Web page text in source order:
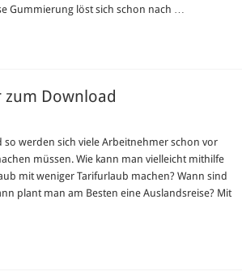
Gummierung löst sich schon nach …
zum Download
so werden sich viele Arbeitnehmer schon vor
müssen. Wie kann man vielleicht mithilfe
mit weniger Tarifurlaub machen? Wann sind
plant man am Besten eine Auslandsreise? Mit